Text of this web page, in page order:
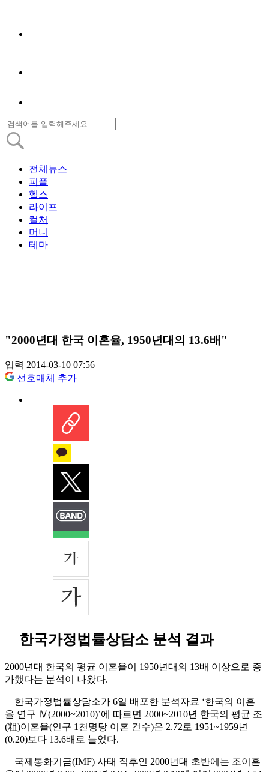
전체뉴스
피플
헬스
라이프
컬처
머니
테마
"2000년대 한국 이혼율, 1950년대의 13.6배"
입력 2014-03-10 07:56
선호매체 추가
한국가정법률상담소 분석 결과
2000년대 한국의 평균 이혼율이 1950년대의 13배 이상으로 증
가했다는 분석이 나왔다.
한국가정법률상담소가 6일 배포한 분석자료 ‘한국의 이혼
율 연구 Ⅳ(2000~2010)’에 따르면 2000~2010년 한국의 평균 조
(粗)이혼율(인구 1천명당 이혼 건수)은 2.72로 1951~1959년
(0.20)보다 13.6배로 늘었다.
국제통화기금(IMF) 사태 직후인 2000년대 초반에는 조이혼